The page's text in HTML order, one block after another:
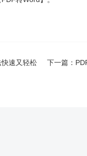
速又轻松 下一篇：